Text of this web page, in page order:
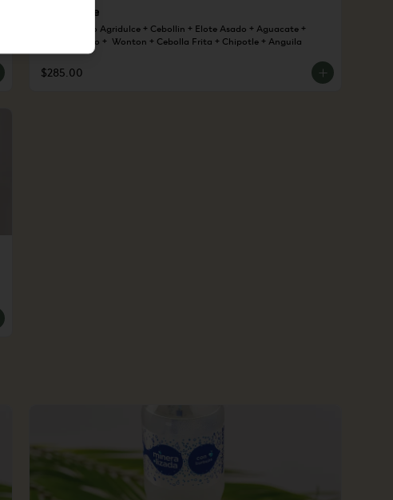
Pollo Poke
1 Base + Pollo Agridulce + Cebollin + Elote Asado + Aguacate +
Brocoli Asado +  Wonton + Cebolla Frita + Chipotle + Anguila
$285.00